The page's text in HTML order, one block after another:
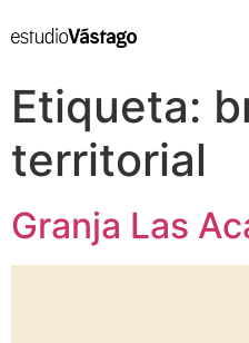
Etiqueta:
territorial
Granja Las